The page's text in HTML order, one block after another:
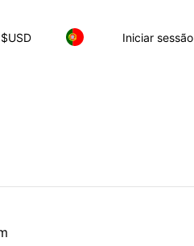
$USD Iniciar sessão